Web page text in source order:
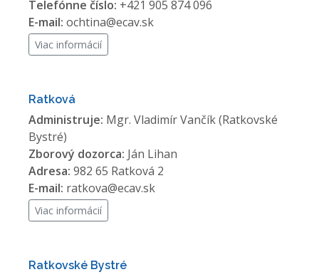
Telefónne číslo: +421 905 874 096
E-mail: ochtina@ecav.sk
Viac informácií
Ratková
Administruje: Mgr. Vladimír Vančík (Ratkovské
Bystré)
Zborový dozorca: Ján Lihan
Adresa: 982 65 Ratková 2
E-mail: ratkova@ecav.sk
Viac informácií
Ratkovské Bystré